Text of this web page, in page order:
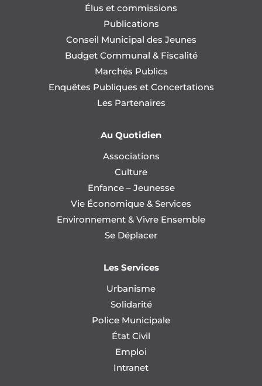
Élus et commissions
Publications
Conseil Municipal des Jeunes
Budget Communal & Fiscalité
Marchés Publics
Enquêtes Publiques et Concertations
Les Partenaires
Au Quotidien
Associations
Culture
Enfance – Jeunesse
Vie Économique & Services
Environnement & Vivre Ensemble
Se Déplacer
Les Services
Urbanisme
Solidarité
Police Municipale
État Civil
Emploi
Intranet